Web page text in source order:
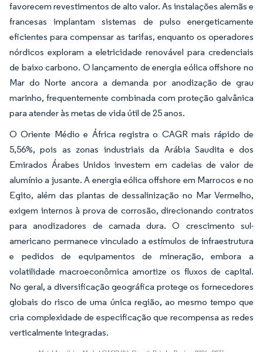
favorecem revestimentos de alto valor. As instalações alemãs e
francesas implantam sistemas de pulso energeticamente
eficientes para compensar as tarifas, enquanto os operadores
nórdicos exploram a eletricidade renovável para credenciais
de baixo carbono. O lançamento de energia eólica offshore no
Mar do Norte ancora a demanda por anodização de grau
marinho, frequentemente combinada com proteção galvânica
para atender às metas de vida útil de 25 anos.
O Oriente Médio e África registra o CAGR mais rápido de
5,56%, pois as zonas industriais da Arábia Saudita e dos
Emirados Árabes Unidos investem em cadeias de valor de
alumínio a jusante. A energia eólica offshore em Marrocos e no
Egito, além das plantas de dessalinização no Mar Vermelho,
exigem internos à prova de corrosão, direcionando contratos
para anodizadores de camada dura. O crescimento sul-
americano permanece vinculado a estímulos de infraestrutura
e pedidos de equipamentos de mineração, embora a
volatilidade macroeconômica amortize os fluxos de capital.
No geral, a diversificação geográfica protege os fornecedores
globais do risco de uma única região, ao mesmo tempo que
cria complexidade de especificação que recompensa as redes
verticalmente integradas.